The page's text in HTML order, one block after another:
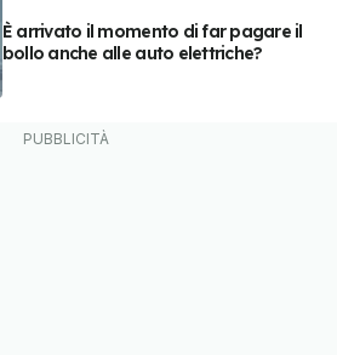
È arrivato il momento di far pagare il
bollo anche alle auto elettriche?